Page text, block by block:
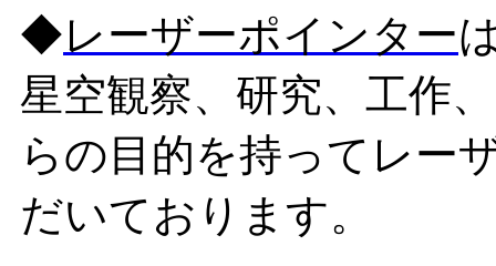
◆レーザーポインター
星空観察、研究、工作
らの目的を持ってレー
だいております。